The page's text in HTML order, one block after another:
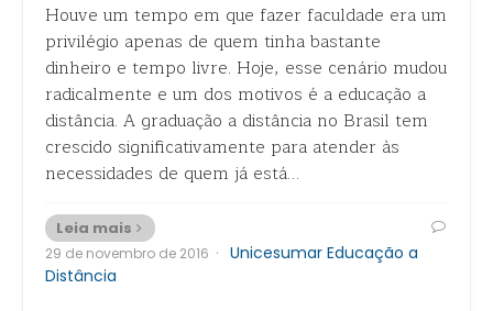
Houve um tempo em que fazer faculdade era um
privilégio apenas de quem tinha bastante
dinheiro e tempo livre. Hoje, esse cenário mudou
radicalmente e um dos motivos é a educação a
distância. A graduação a distância no Brasil tem
crescido significativamente para atender às
necessidades de quem já está…
Leia mais
29 de novembro de 2016 · Unicesumar Educação a
Distância